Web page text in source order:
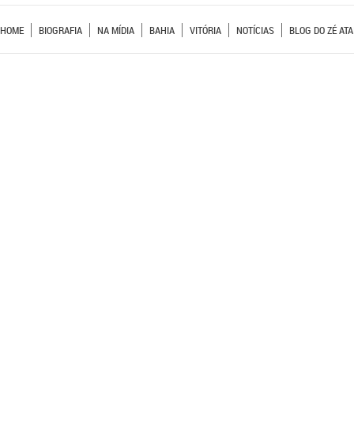
HOME BIOGRAFIA NA MÍDIA BAHIA VITÓRIA NOTÍCIAS BLOG DO ZÉ